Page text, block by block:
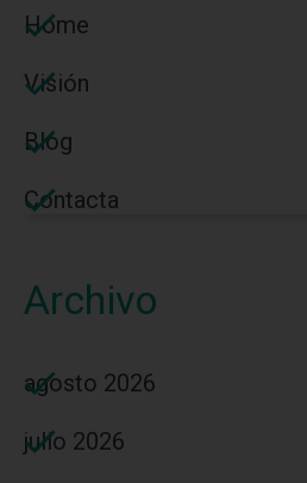
Home
Visión
Blog
Contacta
Archivo
agosto 2026
julio 2026